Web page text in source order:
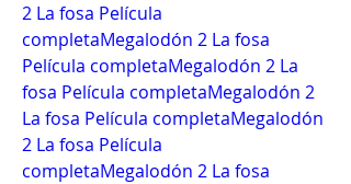
2 La fosa Película
completaMegalodón 2 La fosa
Película completaMegalodón 2 La
fosa Película completaMegalodón 2
La fosa Película completaMegalodón
2 La fosa Película
completaMegalodón 2 La fosa